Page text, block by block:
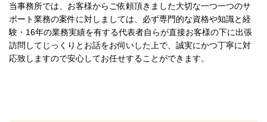
当事務所では、お客様からご依頼頂きました大切な一つ一つのサ
ポート業務の案件に対しましては、必ず専門的な資格や知識と経
験・16年の業務実績を有する代表者自らが直接お客様の下に出張
訪問してじっくりとお話をお伺いした上で、誠実にかつ丁寧に対
応致しますので安心してお任せすることができます。